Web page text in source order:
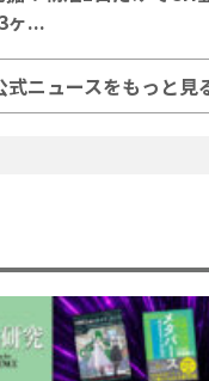
ヶ...
式ニュースをもっと見